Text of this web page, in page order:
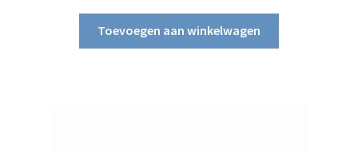
Toevoegen aan winkelwagen